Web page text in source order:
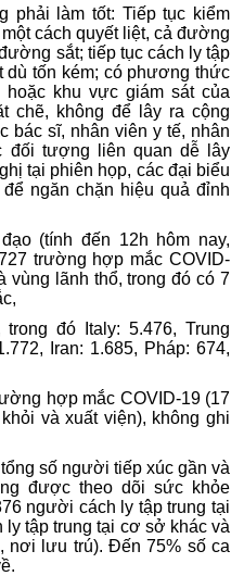
phải làm tốt: Tiếp tục kiểm
cách quyết liệt, cả đường
sắt; tiếp tục cách ly tập
dù tốn kém; có phương thức
khu vực giám sát của
chẽ, không để lây ra cộng
bác sĩ, nhân viên y tế, nhân
đối tượng liên quan dễ lây
tại phiên họp, các đại biểu
ngăn chặn hiệu quả đỉnh
(tính đến 12h hôm nay,
trường hợp mắc COVID-
vùng lãnh thổ, trong đó có 7
đó Italy: 5.476, Trung
Iran: 1.685, Pháp: 674,
hợp mắc COVID-19 (17
và xuất viện), không ghi
số người tiếp xúc gần và
được theo dõi sức khỏe
người cách ly tập trung tại
tập trung tại cơ sở khác và
nơi lưu trú). Đến 75% số ca